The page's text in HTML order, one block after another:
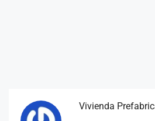
Vivienda